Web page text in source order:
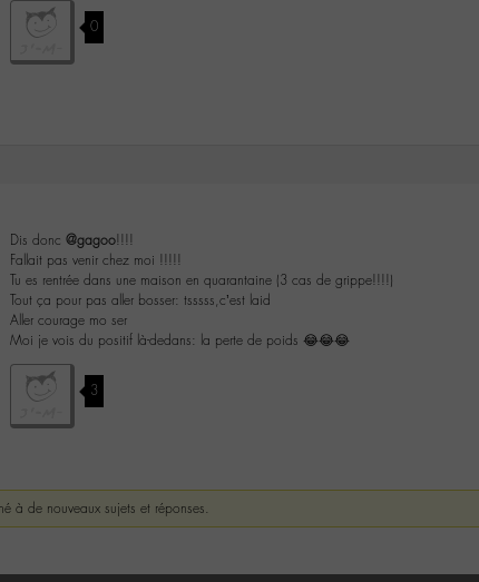
0
Dis donc @gagoo!!!!
Fallait pas venir chez moi !!!!!
Tu es rentrée dans une maison en quarantaine (3 cas de grippe!!!!)
Tout ça pour pas aller bosser: tsssss,c’est laid
Aller courage mo ser
Moi je vois du positif là-dedans: la perte de poids 😂😂😂
3
à de nouveaux sujets et réponses.